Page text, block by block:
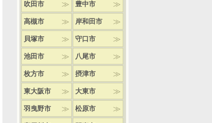
吹田市 豊中市
高槻市 岸和田市
貝塚市 守口市
池田市 八尾市
枚方市 摂津市
東大阪市 大東市
羽曳野市 松原市